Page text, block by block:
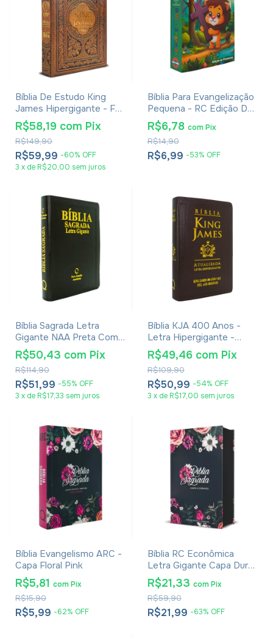
Bíblia De Estudo King
James Hipergigante - Full
Color - Capa Dura
Vintage
R$59,99 -60% OFF
R$149,90
R$58,19 com Pix
3 x de R$20,00 sem juros
Bíblia Para Evangelização
Pequena - RC Edição De
Promessas - Capa
Infantil
R$6,99 -53% OFF
R$14,90
R$6,78 com Pix
Bíblia Sagrada Letra
Gigante NAA Preta Com
Índice
R$51,99 -55% OFF
R$114,90
R$50,43 com Pix
3 x de R$17,33 sem juros
Bíblia KJA 400 Anos -
Letra Hipergigante -
Capa Luxo Marrom
R$50,99 -54% OFF
R$109,90
R$49,46 com Pix
3 x de R$17,00 sem juros
Bíblia Evangelismo ARC -
Capa Floral Pink
R$5,99 -62% OFF
R$15,90
R$5,81 comPix
Bíblia RC Econômica
Letra Gigante Capa Dura
Com Harpa E Corinhos
Flores Pink
R$21,99 -63% OFF
R$59,90
R$21,33 com Pix